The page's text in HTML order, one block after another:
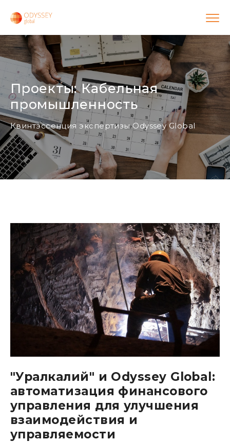
Проекты: Кабельная
промышленность
Квинтэссенция экспертизы Odyssey Global
"Уралкалий" и Odyssey Global:
автоматизация финансового
управления для улучшения
взаимодействия и
управляемости